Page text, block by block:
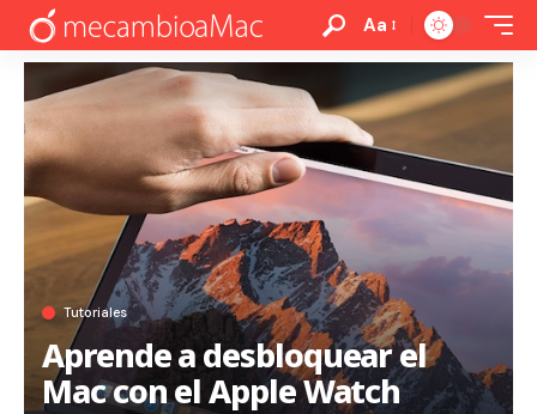
Aa
Tutoriales
Aprende a desbloquear el
Mac con el Apple Watch